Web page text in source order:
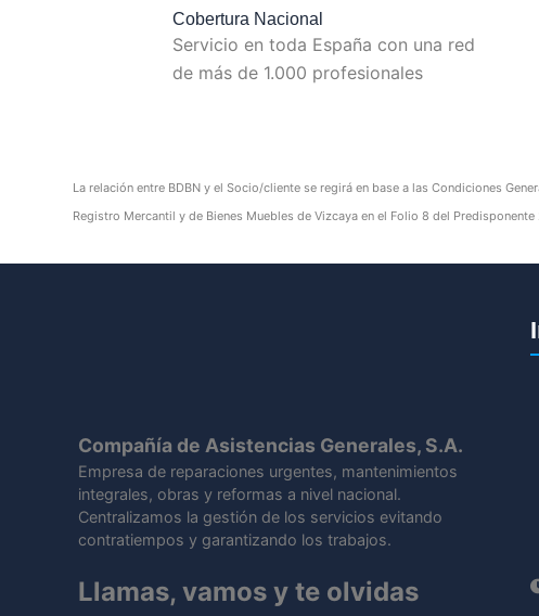
Cobertura Nacional
Servicio en toda España con una red
de más de 1.000 profesionales
La relación entre BDBN y el Socio/cliente se regirá en base a las Condiciones
Registro Mercantil y de Bienes Muebles de Vizcaya en el Folio 8 del
Compañía de Asistencias Generales, S.A.
Empresa de reparaciones urgentes, mantenimientos
integrales, obras y reformas a nivel nacional.
Centralizamos la gestión de los servicios evitando
contratiempos y garantizando los trabajos.
Llamas, vamos y te olvidas